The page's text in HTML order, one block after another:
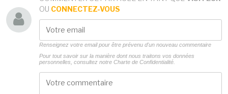
OU CONNECTEZ-VOUS
Renseignez votre email pour être prévenu d'un nouveau commentaire
Pour tout savoir sur la manière dont nous traitons vos données
personnelles, consultez notre Charte de Confidentialité.